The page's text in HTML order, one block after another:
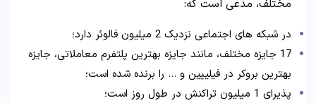
مختلف، مدعی است که:
در شبکه های اجتماعی نزدیک 2 میلیون فالوئر دارد؛
17 جایزه مختلف، مانند جایزه بهترین پلتفرم معاملاتی، جایزه
بهترین بروکر در فیلیپین و … را برنده شده است؛
پذیرای 1 میلیون تراکنش در طول روز است؛